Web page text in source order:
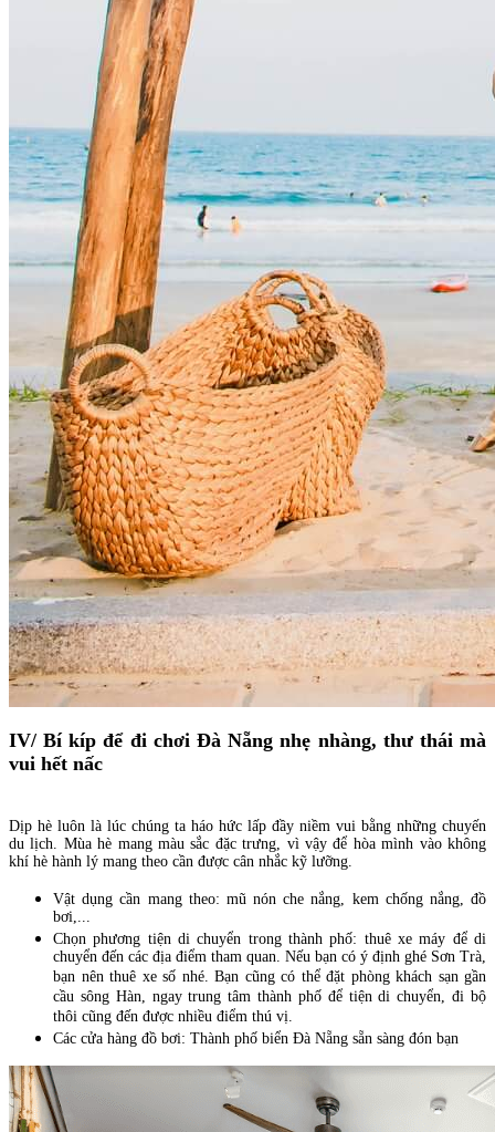
IV/ Bí kíp để đi chơi Đà Nẵng nhẹ nhàng, thư thái mà
vui hết nấc
Dịp hè luôn là lúc chúng ta háo hức lấp đầy niềm vui bằng những chuyến
du lịch. Mùa hè mang màu sắc đặc trưng, vì vậy để hòa mình vào không
khí hè hành lý mang theo cần được cân nhắc kỹ lưỡng.
Vật dụng cần mang theo: mũ nón che nắng, kem chống nắng, đồ
bơi,...
Chọn phương tiện di chuyển trong thành phố: thuê xe máy để di
chuyển đến các địa điểm tham quan. Nếu bạn có ý định ghé Sơn Trà,
bạn nên thuê xe số nhé. Bạn cũng có thể đặt phòng khách sạn gần
cầu sông Hàn, ngay trung tâm thành phố để tiện di chuyển, đi bộ
thôi cũng đến được nhiều điểm thú vị.
Các cửa hàng đồ bơi: Thành phố biển Đà Nẵng sẵn sàng đón bạn